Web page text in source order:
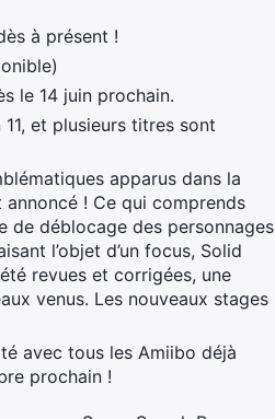
à présent !
le 14 juin prochain.
11, et plusieurs titres sont
apparus dans la
annoncé ! Ce qui comprends
de déblocage des personnages
l’objet d’un focus, Solid
revues et corrigées, une
venus. Les nouveaux stages
avec tous les Amiibo déjà
prochain !